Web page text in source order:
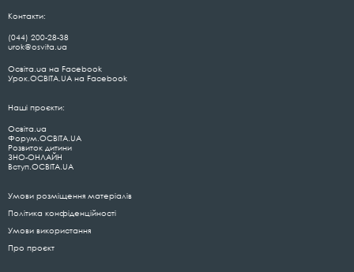
Контакти:
(044) 200-28-38
urok@osvita.ua
Освіта.ua на Facebook
Урок.ОСВІТА.UA на Facebook
Наші проєкти:
Освіта.ua
Форум.ОСВІТА.UA
Розвиток дитини
ЗНО-ОНЛАЙН
Вступ.ОСВІТА.UA
Умови розміщення матеріалів
Політика конфіденційності
Умови використання
Про проєкт